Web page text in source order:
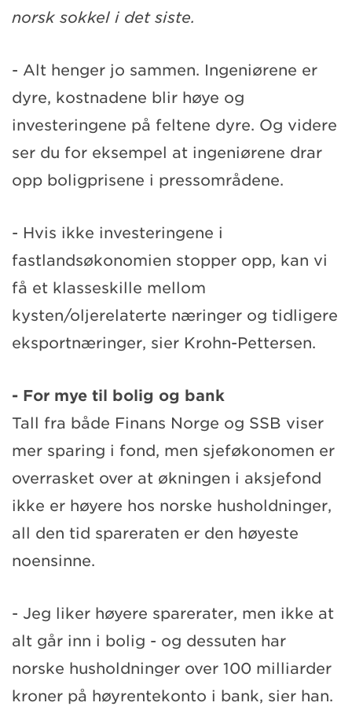
norsk sokkel i det siste.
- Alt henger jo sammen. Ingeniørene er
dyre, kostnadene blir høye og
investeringene på feltene dyre. Og videre
ser du for eksempel at ingeniørene drar
opp boligprisene i pressområdene.
- Hvis ikke investeringene i
fastlandsøkonomien stopper opp, kan vi
få et klasseskille mellom
kysten/oljerelaterte næringer og tidligere
eksportnæringer, sier Krohn-Pettersen.
- For mye til bolig og bank
Tall fra både Finans Norge og SSB viser
mer sparing i fond, men sjeføkonomen er
overrasket over at økningen i aksjefond
ikke er høyere hos norske husholdninger,
all den tid spareraten er den høyeste
noensinne.
- Jeg liker høyere sparerater, men ikke at
alt går inn i bolig - og dessuten har
norske husholdninger over 100 milliarder
kroner på høyrentekonto i bank, sier han.